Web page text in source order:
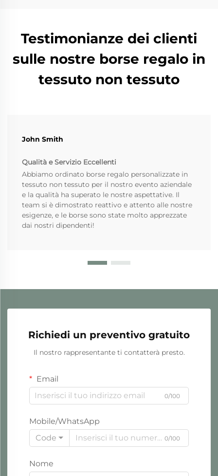
Testimonianze dei clienti
sulle nostre borse regalo in
tessuto non tessuto
John Smith
Qualità e Servizio Eccellenti
Abbiamo ordinato borse regalo personalizzate in
tessuto non tessuto per il nostro evento aziendale
e la qualità ha superato le nostre aspettative. Il
team si è dimostrato reattivo e attento alle nostre
esigenze, e le borse sono state molto apprezzate
dai nostri dipendenti!
Richiedi un preventivo gratuito
Il nostro rappresentante ti contatterà presto.
Email
0/100
Mobile/WhatsApp
Code
0/100
Nome